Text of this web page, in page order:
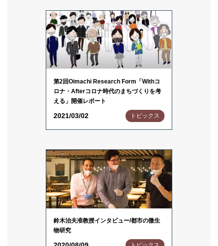
第2回Oimachi Research Form「Withコ
ロナ・Afterコロナ時代のまちづくりを考
える」開催レポート
2021/03/02 トピックス
鈴木治夫准教授インタビュー/都市の微生
物研究